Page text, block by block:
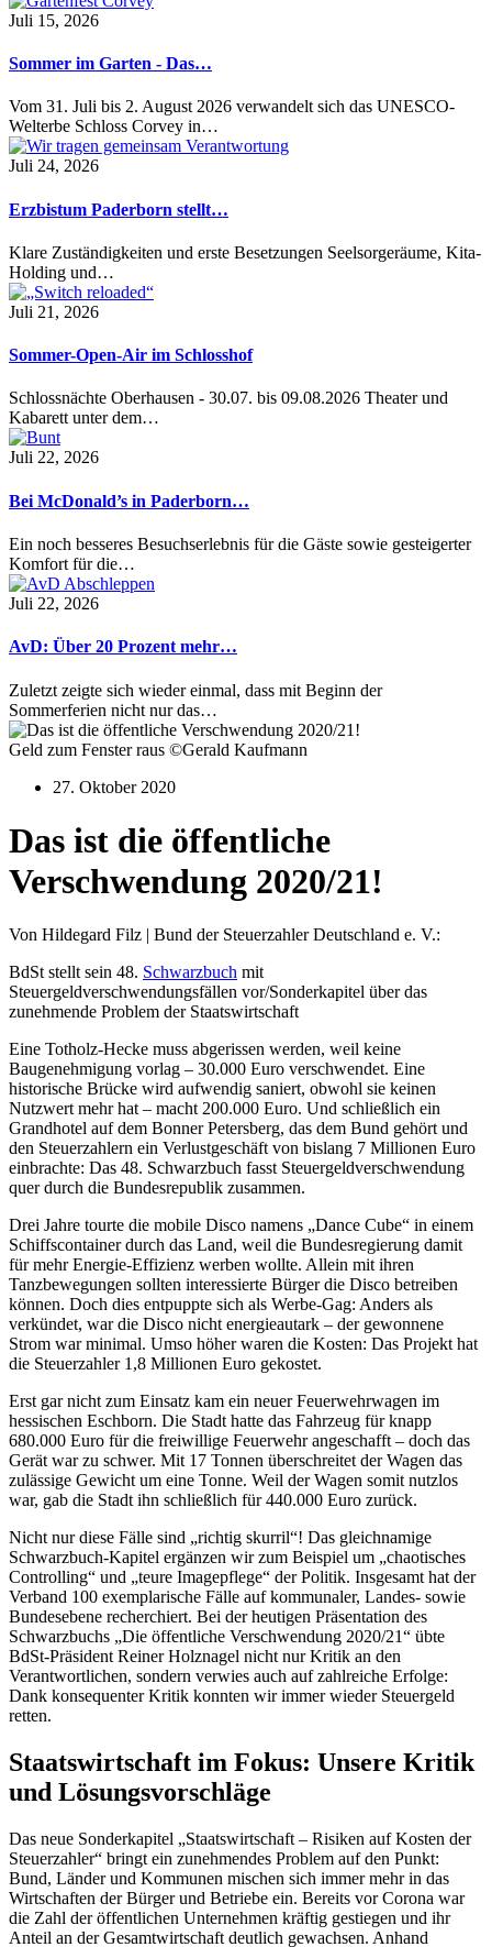
Juli 15, 2026
Sommer im Garten - Das…
Vom 31. Juli bis 2. August 2026 verwandelt sich das UNESCO-
Welterbe Schloss Corvey in…
Juli 24, 2026
Erzbistum Paderborn stellt…
Klare Zuständigkeiten und erste Besetzungen Seelsorgeräume, Kita-
Holding und…
Juli 21, 2026
Sommer-Open-Air im Schlosshof
Schlossnächte Oberhausen - 30.07. bis 09.08.2026 Theater und
Kabarett unter dem…
Juli 22, 2026
Bei McDonald’s in Paderborn…
Ein noch besseres Besuchserlebnis für die Gäste sowie gesteigerter
Komfort für die…
Juli 22, 2026
AvD: Über 20 Prozent mehr…
Zuletzt zeigte sich wieder einmal, dass mit Beginn der
Sommerferien nicht nur das…
Geld zum Fenster raus ©Gerald Kaufmann
27. Oktober 2020
Das ist die öffentliche
Verschwendung 2020/21!
Von Hildegard Filz | Bund der Steuerzahler Deutschland e. V.:
BdSt stellt sein 48. Schwarzbuch mit
Steuergeldverschwendungsfällen vor/Sonderkapitel über das
zunehmende Problem der Staatswirtschaft
Eine Totholz-Hecke muss abgerissen werden, weil keine
Baugenehmigung vorlag – 30.000 Euro verschwendet. Eine
historische Brücke wird aufwendig saniert, obwohl sie keinen
Nutzwert mehr hat – macht 200.000 Euro. Und schließlich ein
Grandhotel auf dem Bonner Petersberg, das dem Bund gehört und
den Steuerzahlern ein Verlustgeschäft von bislang 7 Millionen Euro
einbrachte: Das 48. Schwarzbuch fasst Steuergeldverschwendung
quer durch die Bundesrepublik zusammen.
Drei Jahre tourte die mobile Disco namens „Dance Cube“ in einem
Schiffscontainer durch das Land, weil die Bundesregierung damit
für mehr Energie-Effizienz werben wollte. Allein mit ihren
Tanzbewegungen sollten interessierte Bürger die Disco betreiben
können. Doch dies entpuppte sich als Werbe-Gag: Anders als
verkündet, war die Disco nicht energieautark – der gewonnene
Strom war minimal. Umso höher waren die Kosten: Das Projekt hat
die Steuerzahler 1,8 Millionen Euro gekostet.
Erst gar nicht zum Einsatz kam ein neuer Feuerwehrwagen im
hessischen Eschborn. Die Stadt hatte das Fahrzeug für knapp
680.000 Euro für die freiwillige Feuerwehr angeschafft – doch das
Gerät war zu schwer. Mit 17 Tonnen überschreitet der Wagen das
zulässige Gewicht um eine Tonne. Weil der Wagen somit nutzlos
war, gab die Stadt ihn schließlich für 440.000 Euro zurück.
Nicht nur diese Fälle sind „richtig skurril“! Das gleichnamige
Schwarzbuch-Kapitel ergänzen wir zum Beispiel um „chaotisches
Controlling“ und „teure Imagepflege“ der Politik. Insgesamt hat der
Verband 100 exemplarische Fälle auf kommunaler, Landes- sowie
Bundesebene recherchiert. Bei der heutigen Präsentation des
Schwarzbuchs „Die öffentliche Verschwendung 2020/21“ übte
BdSt-Präsident Reiner Holznagel nicht nur Kritik an den
Verantwortlichen, sondern verwies auch auf zahlreiche Erfolge:
Dank konsequenter Kritik konnten wir immer wieder Steuergeld
retten.
Staatswirtschaft im Fokus: Unsere Kritik
und Lösungsvorschläge
Das neue Sonderkapitel „Staatswirtschaft – Risiken auf Kosten der
Steuerzahler“ bringt ein zunehmendes Problem auf den Punkt:
Bund, Länder und Kommunen mischen sich immer mehr in das
Wirtschaften der Bürger und Betriebe ein. Bereits vor Corona war
die Zahl der öffentlichen Unternehmen kräftig gestiegen und ihr
Anteil an der Gesamtwirtschaft deutlich gewachsen. Anhand